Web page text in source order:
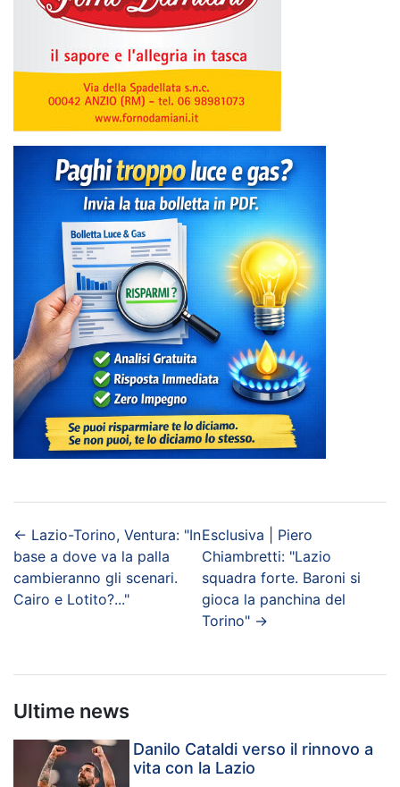
← Lazio-Torino, Ventura: "In
base a dove va la palla
cambieranno gli scenari.
Cairo e Lotito?..."
Esclusiva | Piero
Chiambretti: "Lazio
squadra forte. Baroni si
gioca la panchina del
Torino"→
Ultime news
Danilo Cataldi verso il rinnovo a
vita con la Lazio